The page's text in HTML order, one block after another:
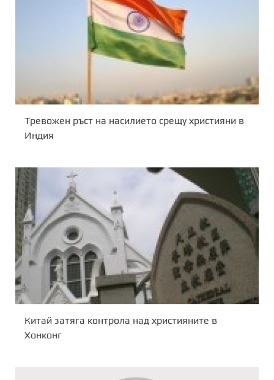
Тревожен ръст на насилието срещу християни в
Индия
Китай затяга контрола над християните в
Хонконг